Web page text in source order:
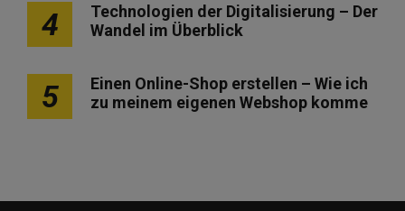
4
Technologien der Digitalisierung – Der
Wandel im Überblick
5
Einen Online-Shop erstellen – Wie ich
zu meinem eigenen Webshop komme